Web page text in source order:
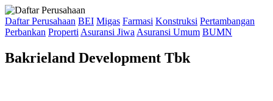
Daftar Perusahaan BEI Migas Farmasi Konstruksi Pertambangan
Perbankan Properti Asuransi Jiwa Asuransi Umum BUMN
Bakrieland Development Tbk